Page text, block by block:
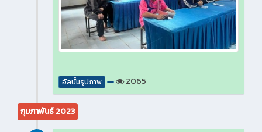
อัลบั้มรูปภาพ 2065
กุมภาพันธ์ 2023